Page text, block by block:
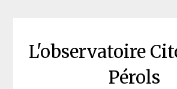
L'observatoire
Pérols